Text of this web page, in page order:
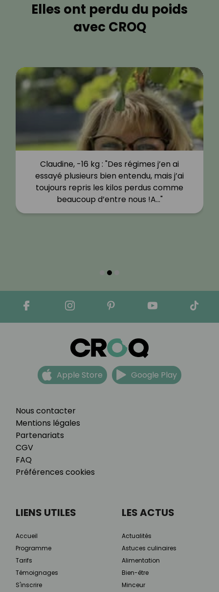
Elles ont perdu du poids
avec CROQ
Claudine, -16 kg : "Des régimes j’en ai
essayé plusieurs bien entendu, mais j’ai
toujours repris les kilos perdus comme
beaucoup d’entre nous !A…"
Nous contacter
Mentions légales
Partenariats
CGV
FAQ
Préférences cookies
Apple Store Google Play
LIENS UTILES
Accueil
Programme
Tarifs
Témoignages
S'inscrire
LES ACTUS
Actualités
Astuces culinaires
Alimentation
Bien-être
Minceur